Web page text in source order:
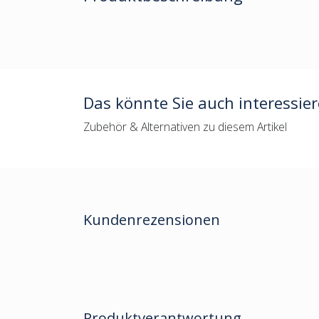
Das könnte Sie auch
Zubehör & Alternativen zu diesem Artikel
Kundenrezensionen